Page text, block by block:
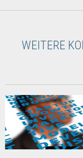
WEITERE